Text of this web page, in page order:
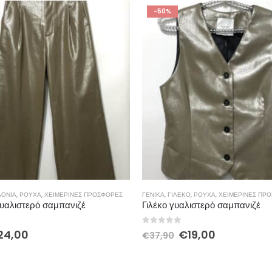
, ΡΟΎΧΑ, ΧΕΙΜΕΡΙΝΕΣ ΠΡΟΣΦΟΡΕΣ
σαμπανιζέ
-50%
ΓΕΝΙΚΆ, ΓΙΛΈΚΟ, ΡΟΎΧΑ, ΧΕΙΜΕΡΙΝΕΣ
Γιλέκο γυαλιστερό σαμπανιζέ
out of 5
€37,90 €19,00